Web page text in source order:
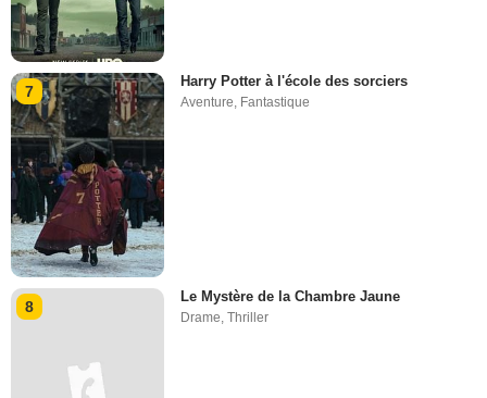
7
Harry Potter à l'école des sorciers
Aventure, Fantastique
8
Le Mystère de la Chambre Jaune
Drame,Thriller